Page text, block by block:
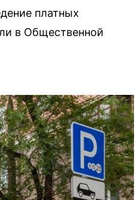
платных
в Общественной